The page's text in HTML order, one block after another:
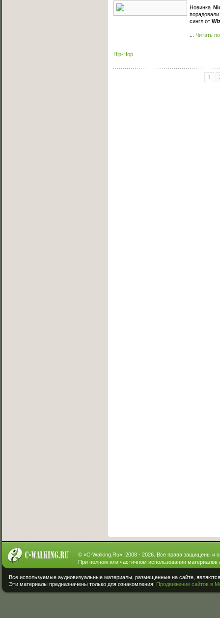
Новинка
сингл от
Читать
Hip-Hop
1
© «C-Walking.Ru», 2008 - 2026. Все права защищены и
При полном или частичном использовании материалов
Все используемые аудиовизуальные материалы, размещенные на сайте,
Эти материалы предназначены только для ознакомления! Продвижение сайтов в